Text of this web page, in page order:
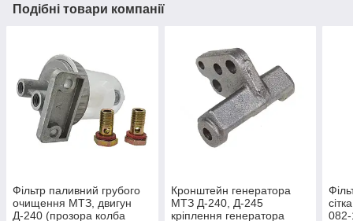
Подібні товари компанії
Фільтр паливний грубого
очищення МТЗ, двигун
Д-240 (прозора колба
Кронштейн генератора
МТЗ Д-240, Д-245
кріплення генератора